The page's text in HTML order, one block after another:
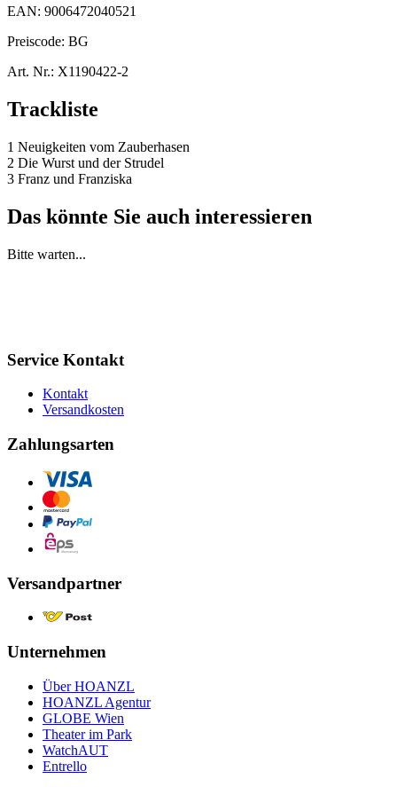
EAN: 9006472040521
Preiscode: BG
Art. Nr.: X1190422-2
Trackliste
1 Neuigkeiten vom Zauberhasen
2 Die Wurst und der Strudel
3 Franz und Franziska
Das könnte Sie auch interessieren
Bitte warten...
Service Kontakt
Kontakt
Versandkosten
Zahlungsarten
Versandpartner
Unternehmen
Über HOANZL
HOANZL Agentur
GLOBE Wien
Theater im Park
WatchAUT
Entrello